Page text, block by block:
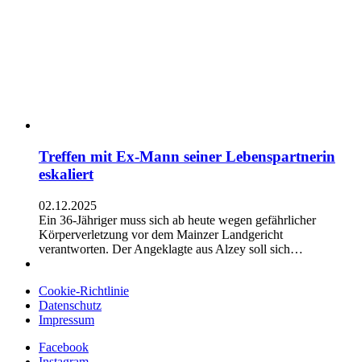
Treffen mit Ex-Mann seiner Lebenspartnerin
eskaliert
02.12.2025
Ein 36-Jähriger muss sich ab heute wegen gefährlicher
Körperverletzung vor dem Mainzer Landgericht
verantworten. Der Angeklagte aus Alzey soll sich…
Cookie-Richtlinie
Datenschutz
Impressum
Facebook